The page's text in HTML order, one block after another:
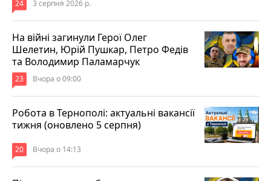
24 3 серпня 2026 р.
На війні загинули Герої Олег
Шелетин, Юрій Пушкар, Петро Федів
та Володимир Паламарчук
23 Вчора о 09:00
Робота в Тернополі: актуальні вакансії
тижня (оновлено 5 серпня)
20 Вчора о 14:13